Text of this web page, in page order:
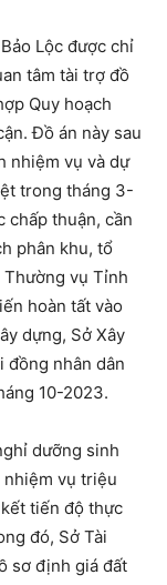
Lộc được chỉ
tâm tài trợ đồ
Quy hoạch
Đồ án này sau
nhiệm vụ và dự
trong tháng 3-
chấp thuận, cần
phân khu, tổ
Thường vụ Tỉnh
hoàn tất vào
dựng, Sở Xây
đồng nhân dân
10-2023.
dưỡng sinh
nhiệm vụ triệu
tiến độ thực
đó, Sở Tài
sơ định giá đất